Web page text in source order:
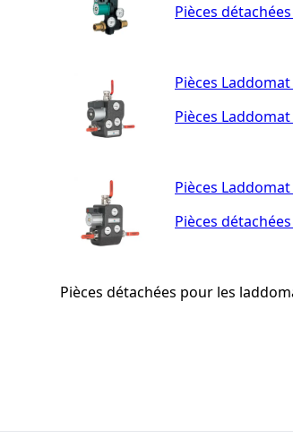
Pièces
Pièces
Pièces
Pièces
Pièces
Pièces détachées pour les